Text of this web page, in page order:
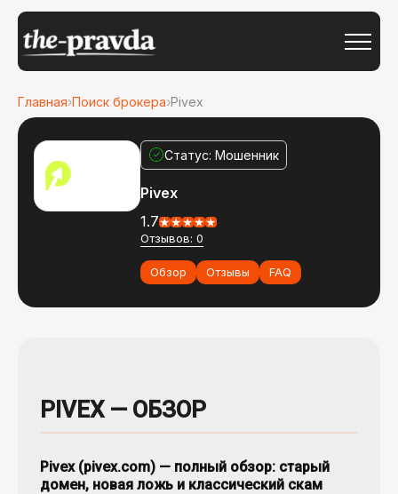
Главная›Поиск брокера›Pivex
Статус: Мошенник
Pivex
1.7
Отзывов: 0
Обзор Отзывы FAQ
PIVEX — ОБЗОР
Pivex (pivex.com) — полный обзор: старый
домен, новая ложь и классический скам